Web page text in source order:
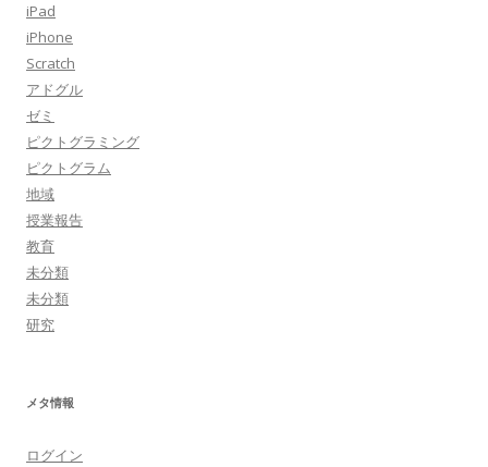
iPad
iPhone
Scratch
アドグル
ゼミ
ピクトグラミング
ピクトグラム
地域
授業報告
教育
未分類
未分類
研究
メタ情報
ログイン